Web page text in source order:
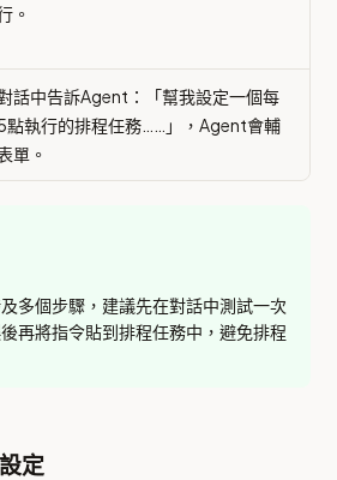
。
話中告訴Agent：「幫我設定一個每
點執行的排程任務……」，Agent會輔
單。
多個步驟，建議先在對話中測試一次
再將指令貼到排程任務中，避免排程
定